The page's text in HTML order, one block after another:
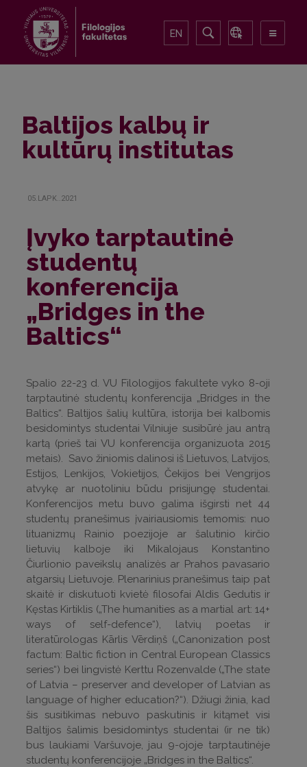
EN
Baltijos kalbų ir
kultūrų institutas
05.LAPK..2021
Įvyko tarptautinė
studentų
konferencija
„Bridges in the
Baltics“
Spalio 22-23 d. VU Filologijos fakultete vyko 8-oji
tarptautinė studentų konferencija „Bridges in the
Baltics“. Baltijos šalių kultūra, istorija bei kalbomis
besidomintys studentai Vilniuje susibūrė jau antrą
kartą (prieš tai VU konferencija organizuota 2015
metais). Savo žiniomis dalinosi iš Lietuvos, Latvijos,
Estijos, Lenkijos, Vokietijos, Čekijos bei Vengrijos
atvykę ar nuotoliniu būdu prisijungę studentai.
Konferencijos metu buvo galima išgirsti net 44
studentų pranešimus įvairiausiomis temomis: nuo
lituanizmų Rainio poezijoje ar šalutinio kirčio
lietuvių kalboje iki Mikalojaus Konstantino
Čiurlionio paveikslų analizės ar Prahos pavasario
atgarsių Lietuvoje. Plenarinius pranešimus taip pat
skaitė ir diskutuoti kvietė filosofai Aldis Gedutis ir
Kęstas Kirtiklis („The humanities as a martial art: 14+
ways of self-defence“), latvių poetas ir
literatūrologas Kārlis Vērdiņš („Canonization post
factum: Baltic fiction in Central European Classics
series“) bei lingvistė Kerttu Rozenvalde („The state
of Latvia – preserver and developer of Latvian as
language of higher education?“). Džiugi žinia, kad
šis susitikimas nebuvo paskutinis ir kitąmet visi
Baltijos šalimis besidomintys studentai (ir ne tik)
bus laukiami Varšuvoje, jau 9-ojoje tarptautinėje
studentų konferencijoje „Bridges in the Baltics“.